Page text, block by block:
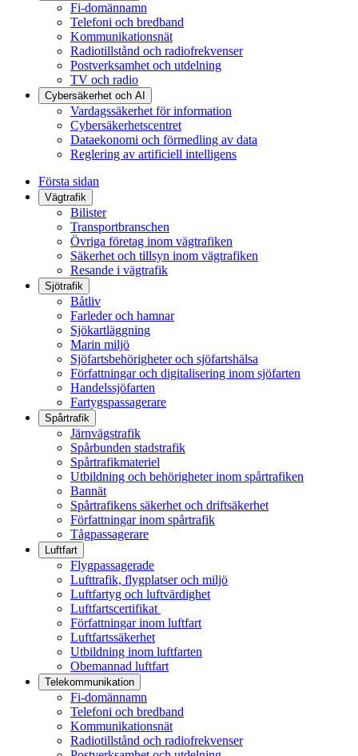
Fi-domännamn
Telefoni och bredband
Kommunikationsnät
Radiotillstånd och radiofrekvenser
Postverksamhet och utdelning
TV och radio
Cybersäkerhet och AI
Vardagssäkerhet för information
Cybersäkerhetscentret
Dataekonomi och förmedling av data
Reglering av artificiell intelligens
Första sidan
Vägtrafik
Bilister
Transportbranschen
Övriga företag inom vägtrafiken
Säkerhet och tillsyn inom vägtrafiken
Resande i vägtrafik
Sjötrafik
Båtliv
Farleder och hamnar
Sjökartläggning
Marin miljö
Sjöfartsbehörigheter och sjöfartshälsa
Författningar och digitalisering inom sjöfarten
Handelssjöfarten
Fartygspassagerare
Spårtrafik
Järnvägstrafik
Spårbunden stadstrafik
Spårtrafikmateriel
Utbildning och behörigheter inom spårtrafiken
Bannät
Spårtrafikens säkerhet och driftsäkerhet
Författningar inom spårtrafik
Tågpassagerare
Luftfart
Flygpassagerade
Lufttrafik, flygplatser och miljö
Luftfartyg och luftvärdighet
Luftfartscertifikat
Författningar inom luftfart
Luftfartssäkerhet
Utbildning inom luftfarten
Obemannad luftfart
Telekommunikation
Fi-domännamn
Telefoni och bredband
Kommunikationsnät
Radiotillstånd och radiofrekvenser